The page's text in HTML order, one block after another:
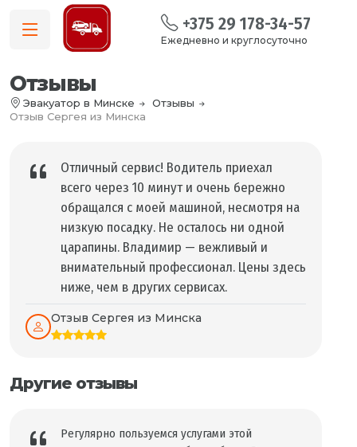
+375 29 178-34-57
Ежедневно и круглосуточно
Отзывы
Эвакуатор в Минске
Отзывы
Отзыв Сергея из Минска
Отличный сервис! Водитель приехал
всего через 10 минут и очень бережно
обращался с моей машиной, несмотря на
низкую посадку. Не осталось ни одной
царапины. Владимир — вежливый и
внимательный профессионал. Цены здесь
ниже, чем в других сервисах.
Отзыв Сергея из Минска
Другие отзывы
Регулярно пользуемся услугами этой